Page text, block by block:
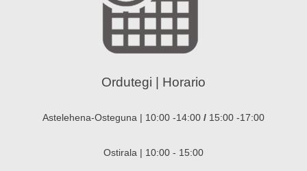
Ordutegi | Horario
Astelehena-Osteguna | 10:00 -14:00 / 15:00 -17:00
Ostirala | 10:00 - 15:00